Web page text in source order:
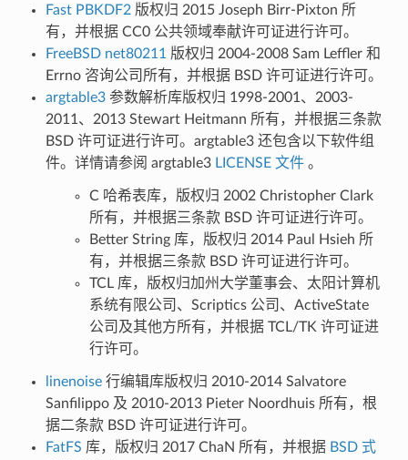
Fast PBKDF2 版权归 2015 Joseph Birr-Pixton 所
有，并根据 CC0 公共领域奉献许可证进行许可。
FreeBSD net80211 版权归 2004-2008 Sam Leffler 和
Errno 咨询公司所有，并根据 BSD 许可证进行许可。
argtable3参数解析库版权归 1998-2001、2003-
2011、2013 Stewart Heitmann 所有，并根据三条款
BSD 许可证进行许可。argtable3 还包含以下软件组
件。详情请参阅 argtable3 LICENSE 文件 。
C 哈希表库，版权归 2002 Christopher Clark
所有，并根据三条款 BSD 许可证进行许可。
Better String 库，版权归 2014 Paul Hsieh 所
有，并根据三条款 BSD 许可证进行许可。
TCL 库，版权归加州大学董事会、太阳计算机
系统有限公司、Scriptics 公司、ActiveState
公司及其他方所有，并根据 TCL/TK 许可证进
行许可。
linenoise行编辑库版权归 2010-2014 Salvatore
Sanfilippo 及 2010-2013 Pieter Noordhuis 所有，根
据二条款 BSD 许可证进行许可。
FatFS 库，版权归 2017 ChaN 所有，并根据 BSD 式